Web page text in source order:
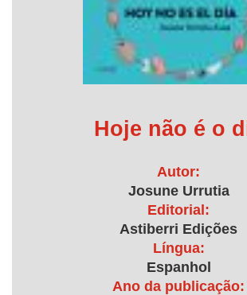
Hoje não é o
Autor:
Josune Urrutia
Editorial:
Astiberri Edições
Língua:
Espanhol
Ano da publicação: